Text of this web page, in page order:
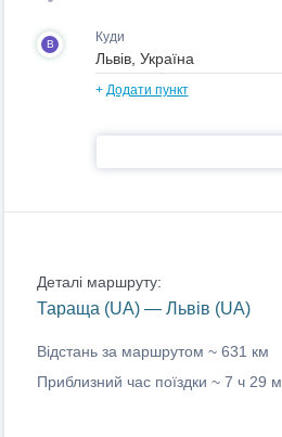
B Куди
+ Додати пункт
Деталі маршруту:
Тараща (UA) — Львів (UA)
Відстань за маршрутом ~ 631 км
Приблизний час поїздки ~ 7 ч 29 м